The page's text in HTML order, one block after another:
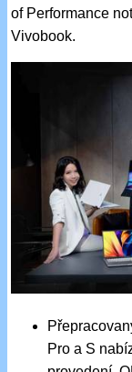
of Performance
Vivobook.
Pro a S